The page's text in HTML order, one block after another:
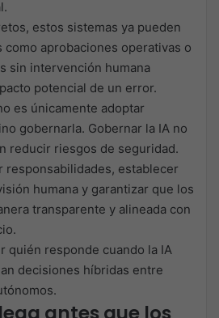
estos sistemas ya pueden
aprobaciones operativas o
sin intervención humana
potencial de un error.
es únicamente adoptar
gobernarla. Gobernar la IA no
reducir riesgos de seguridad.
responsabilidades, establecer
humana y garantizar que los
transparente y alineada con
quién responde cuando la IA
decisiones híbridas entre